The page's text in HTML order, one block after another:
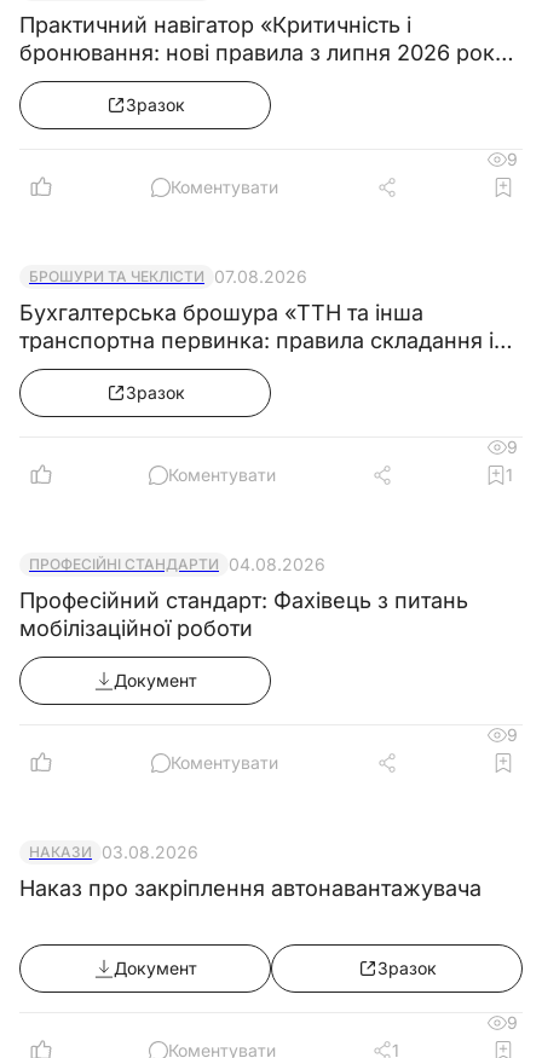
Практичний навігатор «Критичність і
бронювання: нові правила з липня 2026 року
& Колекція зразків документів»
Зразок
9
Коментувати
БРОШУРИ ТА ЧЕКЛІСТИ 07.08.2026
Бухгалтерська брошура «ТТН та інша
транспортна первинка: правила складання і
зразки»
Зразок
9
Коментувати
1
ПРОФЕСІЙНІ СТАНДАРТИ 04.08.2026
Професійний стандарт: Фахівець з питань
мобілізаційної роботи
Документ
9
Коментувати
НАКАЗИ 03.08.2026
Наказ про закріплення автонавантажувача
Документ Зразок
9
Коментувати
1